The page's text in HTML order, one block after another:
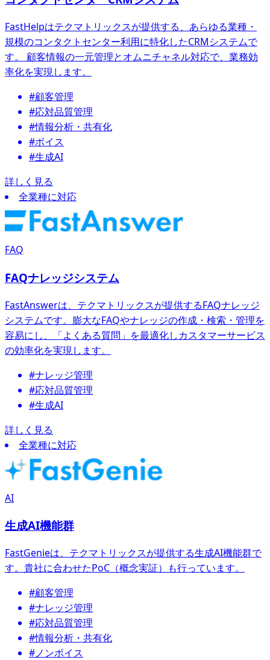
FastHelpはテクマトリックスが提供する、あらゆる業種・
規模のコンタクトセンター利用に特化したCRMシステムで
す。 顧客情報の一元管理とオムニチャネル対応で、業務効
率化を実現します。
#顧客管理
#応対品質管理
#情報分析・共有化
#ボイス
#生成AI
詳しく見る
全業種に対応
FAQ
FAQナレッジシステム
FastAnswerは、テクマトリックスが提供するFAQナレッジ
システムです。膨大なFAQやナレッジの作成・検索・管理を
容易にし、「よくある質問」を最適化しカスタマーサービス
の効率化を実現します。
#ナレッジ管理
#応対品質管理
#生成AI
詳しく見る
全業種に対応
AI
生成AI機能群
FastGenieは、テクマトリックスが提供する生成AI機能群で
す。貴社に合わせたPoC（概念実証）も行っています。
#顧客管理
#ナレッジ管理
#応対品質管理
#情報分析・共有化
#ノンボイス